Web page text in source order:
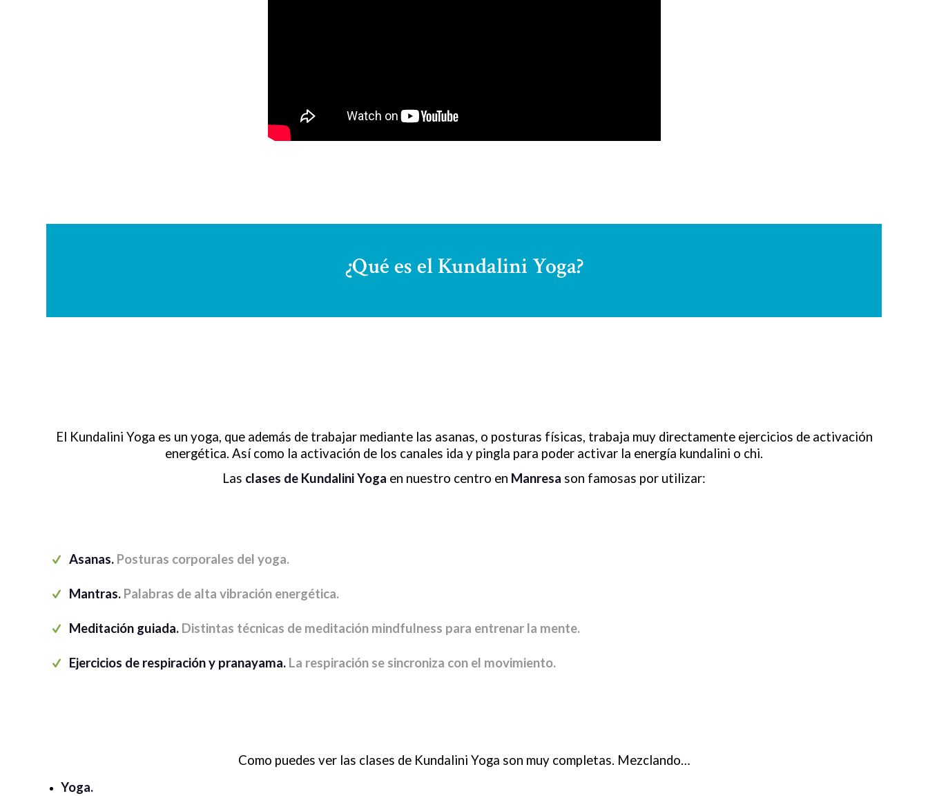
¿Qué es el Kundalini Yoga?
El Kundalini Yoga es un yoga, que además de trabajar mediante las asanas, o posturas físicas, trabaja muy directamente ejercicios de activación
energética. Así como la activación de los canales ida y pingla para poder activar la energía kundalini o chi.
Las clases de Kundalini Yoga en nuestro centro en Manresa son famosas por utilizar:
Asanas. Posturas corporales del yoga.
Mantras. Palabras de alta vibración energética.
Meditación guiada. Distintas técnicas de meditación mindfulness para entrenar la mente.
Ejercicios de respiración y pranayama. La respiración se sincroniza con el movimiento.
Como puedes ver las clases de Kundalini Yoga son muy completas. Mezclando…
Yoga.